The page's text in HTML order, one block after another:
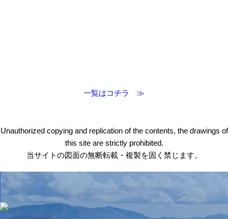
一覧はコチラ ≫
Unauthorized copying and replication of the contents, the drawings of
this site are strictly prohibited.
当サイトの図面の無断転載・複製を固く禁じます。